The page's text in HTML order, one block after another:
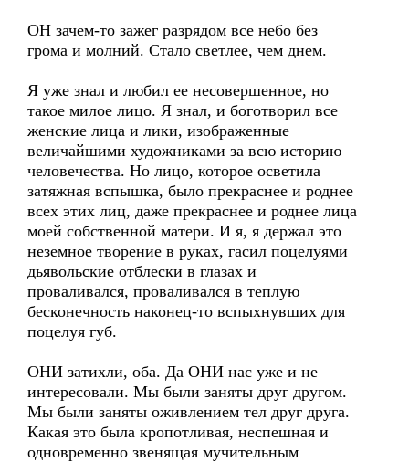
ОН зачем-то зажег разрядом все небо без
грома и молний. Стало светлее, чем днем.
Я уже знал и любил ее несовершенное, но
такое милое лицо. Я знал, и боготворил все
женские лица и лики, изображенные
величайшими художниками за всю историю
человечества. Но лицо, которое осветила
затяжная вспышка, было прекраснее и роднее
всех этих лиц, даже прекраснее и роднее лица
моей собственной матери. И я, я держал это
неземное творение в руках, гасил поцелуями
дьявольские отблески в глазах и
проваливался, проваливался в теплую
бесконечность наконец-то вспыхнувших для
поцелуя губ.
ОНИ затихли, оба. Да ОНИ нас уже и не
интересовали. Мы были заняты друг другом.
Мы были заняты оживлением тел друг друга.
Какая это была кропотливая, неспешная и
одновременно звенящая мучительным